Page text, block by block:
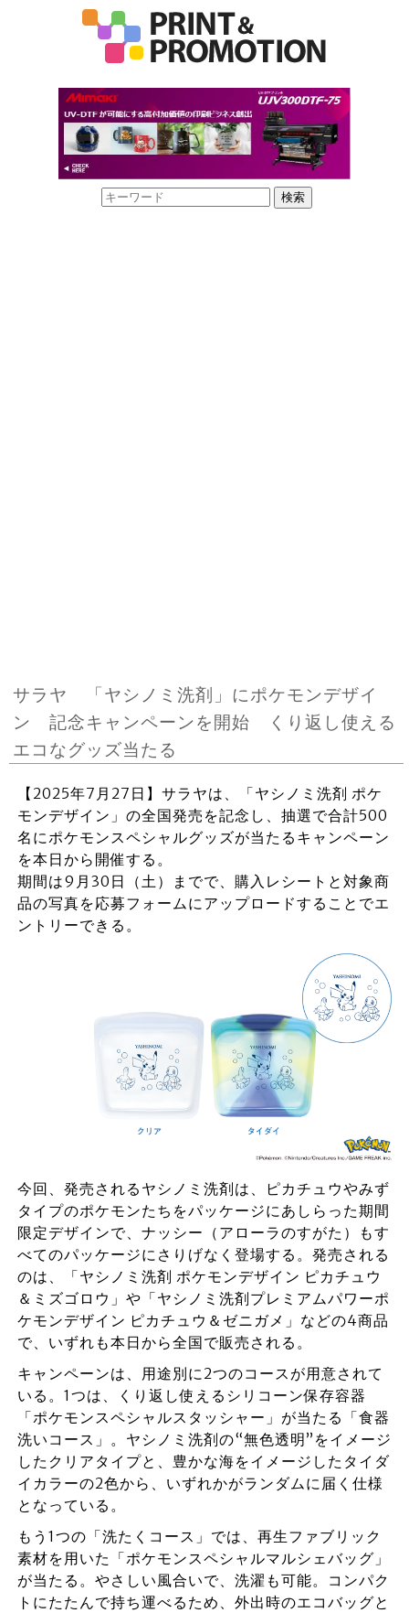
サラヤ 「ヤシノミ洗剤」にポケモンデザイ
ン 記念キャンペーンを開始 くり返し使える
エコなグッズ当たる
【2025年7月27日】サラヤは、「ヤシノミ洗剤 ポケ
モンデザイン」の全国発売を記念し、抽選で合計500
名にポケモンスペシャルグッズが当たるキャンペーン
を本日から開催する。
期間は9月30日（土）までで、購入レシートと対象商
品の写真を応募フォームにアップロードすることでエ
ントリーできる。
今回、発売されるヤシノミ洗剤は、ピカチュウやみず
タイプのポケモンたちをパッケージにあしらった期間
限定デザインで、ナッシー（アローラのすがた）もす
べてのパッケージにさりげなく登場する。発売される
のは、「ヤシノミ洗剤 ポケモンデザイン ピカチュウ
＆ミズゴロウ」や「ヤシノミ洗剤プレミアムパワーポ
ケモンデザイン ピカチュウ＆ゼニガメ」などの4商品
で、いずれも本日から全国で販売される。
キャンペーンは、用途別に2つのコースが用意されて
いる。1つは、くり返し使えるシリコーン保存容器
「ポケモンスペシャルスタッシャー」が当たる「食器
洗いコース」。ヤシノミ洗剤の“無色透明”をイメージ
したクリアタイプと、豊かな海をイメージしたタイダ
イカラーの2色から、いずれかがランダムに届く仕様
となっている。
もう1つの「洗たくコース」では、再生ファブリック
素材を用いた「ポケモンスペシャルマルシェバッグ」
が当たる。やさしい風合いで、洗濯も可能。コンパク
トにたたんで持ち運べるため、外出時のエコバッグと